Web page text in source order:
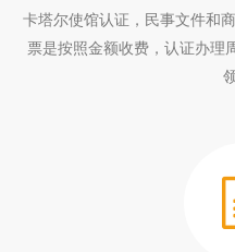
卡塔尔使馆认证，民事文件和
票是按照金额收费，认证办理